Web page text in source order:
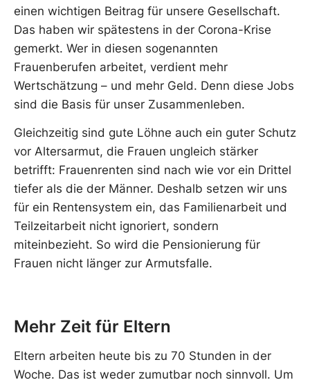
einen wichtigen Beitrag für unsere Gesellschaft.
Das haben wir spätestens in der Corona-Krise
gemerkt. Wer in diesen sogenannten
Frauenberufen arbeitet, verdient mehr
Wertschätzung – und mehr Geld. Denn diese Jobs
sind die Basis für unser Zusammenleben.
Gleichzeitig sind gute Löhne auch ein guter Schutz
vor Altersarmut, die Frauen ungleich stärker
betrifft: Frauenrenten sind nach wie vor ein Drittel
tiefer als die der Männer. Deshalb setzen wir uns
für ein Rentensystem ein, das Familienarbeit und
Teilzeitarbeit nicht ignoriert, sondern
miteinbezieht. So wird die Pensionierung für
Frauen nicht länger zur Armutsfalle.
Mehr Zeit für Eltern
Eltern arbeiten heute bis zu 70 Stunden in der
Woche. Das ist weder zumutbar noch sinnvoll. Um